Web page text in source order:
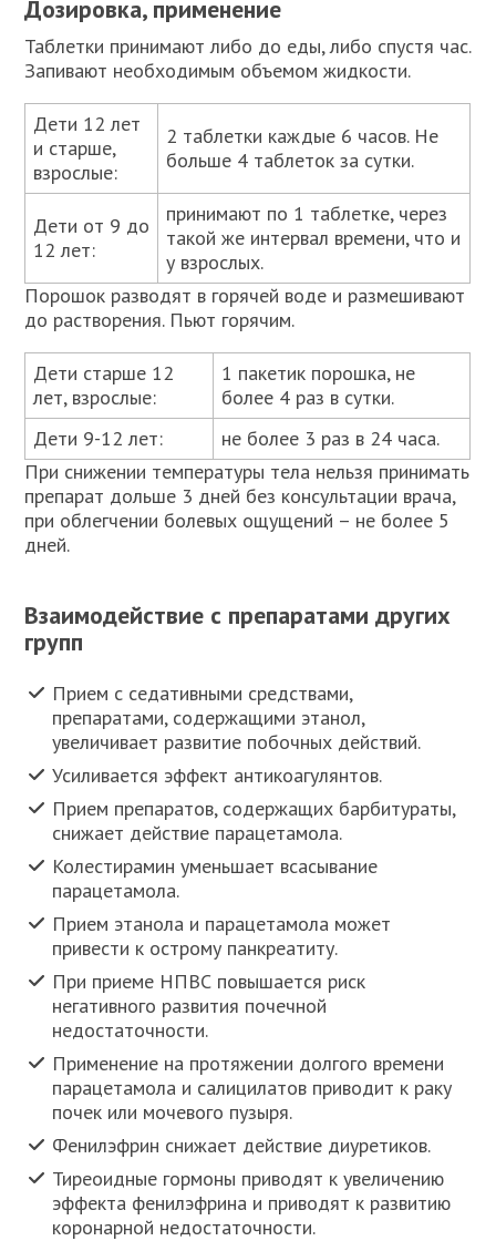
Дозировка, применение
Таблетки принимают либо до еды, либо спустя час.
Запивают необходимым объемом жидкости.
Дети 12 лет
и старше,
взрослые:
2 таблетки каждые 6 часов. Не
больше 4 таблеток за сутки.
Дети от 9 до
12 лет:
принимают по 1 таблетке, через
такой же интервал времени, что и
у взрослых.
Порошок разводят в горячей воде и размешивают
до растворения. Пьют горячим.
Дети старше 12
лет, взрослые:
1 пакетик порошка, не
более 4 раз в сутки.
Дети 9-12 лет:
не более 3 раз в 24 часа.
При снижении температуры тела нельзя принимать
препарат дольше 3 дней без консультации врача,
при облегчении болевых ощущений – не более 5
дней.
Взаимодействие с препаратами других
групп
Прием с седативными средствами,
препаратами, содержащими этанол,
увеличивает развитие побочных действий.
Усиливается эффект антикоагулянтов.
Прием препаратов, содержащих барбитураты,
снижает действие парацетамола.
Колестирамин уменьшает всасывание
парацетамола.
Прием этанола и парацетамола может
привести к острому панкреатиту.
При приеме НПВС повышается риск
негативного развития почечной
недостаточности.
Применение на протяжении долгого времени
парацетамола и салицилатов приводит к раку
почек или мочевого пузыря.
Фенилэфрин снижает действие диуретиков.
Тиреоидные гормоны приводят к увеличению
эффекта фенилэфрина и приводят к развитию
коронарной недостаточности.